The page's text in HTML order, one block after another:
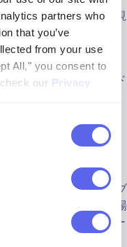
partners who
that you’ve
from your use
All," you consent to
our Privacy
して、ユーザー体験を視
プレ構築されたデザイ
で作成して、ブランド
合も提供しており、
とができます。ウェブ
資料をデザインする場
ルタイムのコラボレー
。